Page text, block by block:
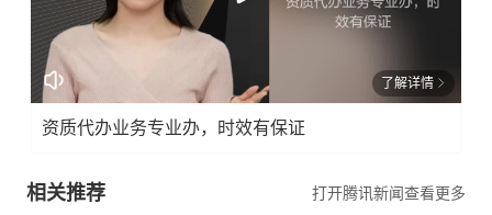
了解详情
资质代办业务专业办，时效有保证
相关推荐 打开腾讯新闻查看更多